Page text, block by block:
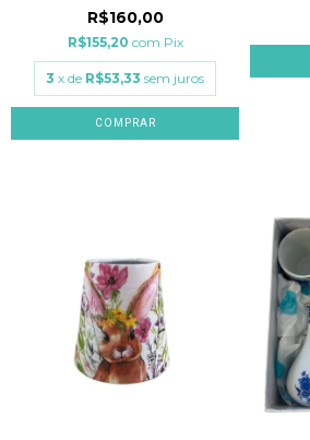
R$160,00
R$155,20 com Pix
3 x de R$53,33 sem juros